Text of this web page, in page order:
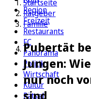
Region
Freizeit
Restaurants
FC
Panorama
Politik
Wirtschaft
Kultur
Rätsel
Startseite
Ratgeber
Familie
Pubertät
Jungen:
nur noch
sind